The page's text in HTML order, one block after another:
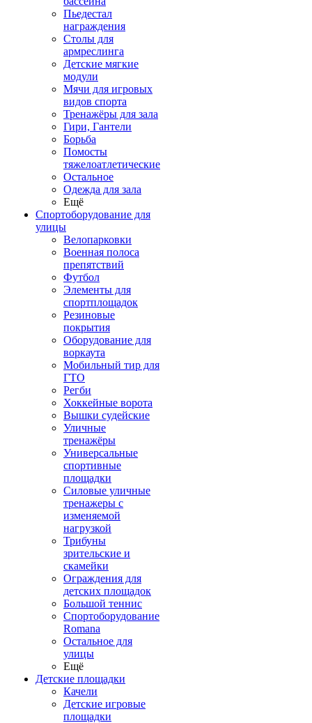
Пьедестал
награждения
Столы для
армреслинга
Детские мягкие
модули
Мячи для игровых
видов спорта
Тренажёры для зала
Гири, Гантели
Борьба
Помосты
тяжелоатлетические
Остальное
Одежда для зала
Ещё
Спортоборудование для
улицы
Велопарковки
Военная полоса
препятствий
Футбол
Элементы для
спортплощадок
Резиновые
покрытия
Оборудование для
воркаута
Мобильный тир для
ГТО
Регби
Хоккейные ворота
Вышки судейские
Уличные
тренажёры
Универсальные
спортивные
площадки
Силовые уличные
тренажеры с
изменяемой
нагрузкой
Трибуны
зрительские и
скамейки
Ограждения для
детских площадок
Большой теннис
Спортоборудование
Romana
Остальное для
улицы
Ещё
Детские площадки
Качели
Детские игровые
площадки